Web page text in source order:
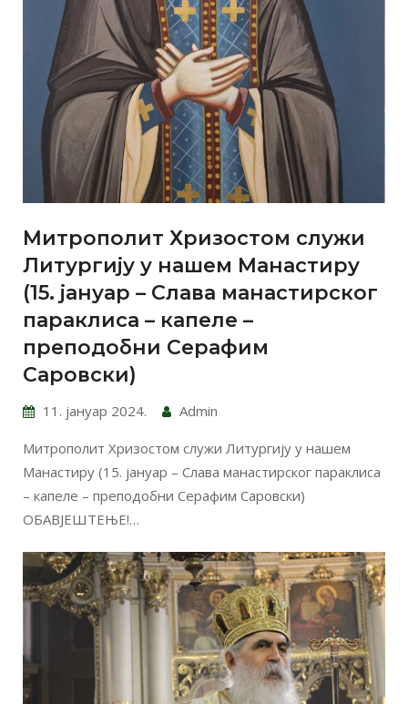
Митрополит Хризостом служи
Литургију у нашем Манастиру
(15. јануар – Слава манастирског
параклиса – капеле –
преподобни Серафим
Саровски)
11. јануар 2024. Admin
Митрополит Хризостом служи Литургију у нашем
Манастиру (15. јануар – Слава манастирског параклиса
– капеле – преподобни Серафим Саровски)
ОБАВЈЕШТЕЊЕ!…